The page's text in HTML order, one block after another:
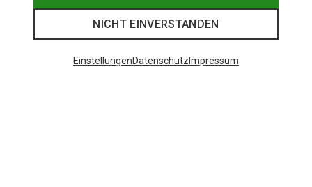
NICHT EINVERSTANDEN
EinstellungenDatenschutz Impressum